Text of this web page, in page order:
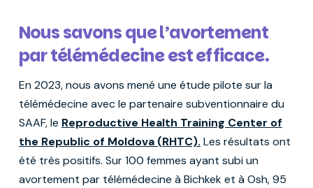
Nous savons que l’avortement
par télémédecine est efficace.
En 2023, nous avons mené une étude pilote sur la
télémédecine avec le partenaire subventionnaire du
SAAF, le Reproductive Health Training Center of
the Republic of Moldova (RHTC). Les résultats ont
été très positifs. Sur 100 femmes ayant subi un
avortement par télémédecine à Bichkek et à Osh, 95